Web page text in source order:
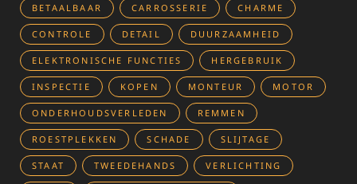
BETAALBAAR CARROSSERIE CHARME
CONTROLE DETAIL DUURZAAMHEID
ELEKTRONISCHE FUNCTIES HERGEBRUIK
INSPECTIE KOPEN MONTEUR MOTOR
ONDERHOUDSVERLEDEN REMMEN
ROESTPLEKKEN SCHADE SLIJTAGE
STAAT TWEEDEHANDS VERLICHTING